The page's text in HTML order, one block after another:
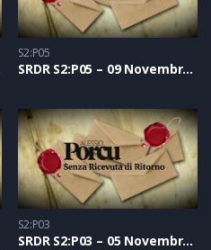
S2:P05
SRDR S2:P05 – 09 Novembre 2021
S2:P03
SRDR S2:P03 – 05 Novembre 2021